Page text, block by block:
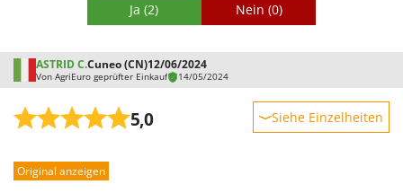
Ja (2) Nein (0)
ASTRID C.Cuneo (CN)12/06/2024
Von AgriEuro geprüfter Einkauf 14/05/2024
5,0 Siehe Einzelheiten
Leistung
Original anzeigen